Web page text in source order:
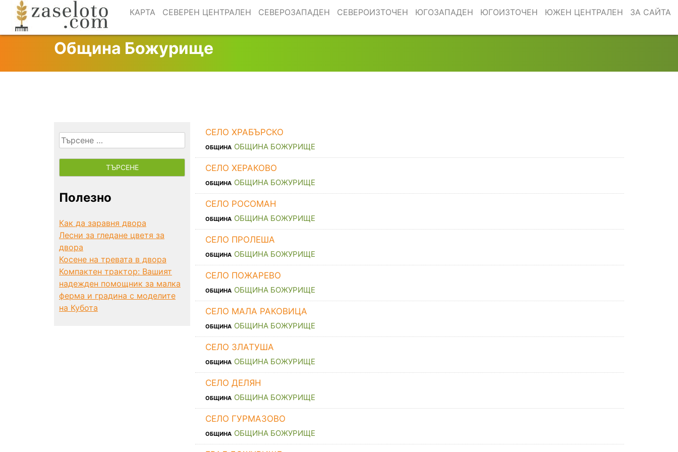
content
КАРТА СЕВЕРЕН ЦЕНТРАЛЕН СЕВЕРОЗАПАДЕН СЕВЕРОИЗТОЧЕН ЮГОЗАПАДЕН ЮГОИЗТОЧЕН ЮЖЕН ЦЕНТРАЛЕН ЗА САЙТА
Община Божурище
СЕЛО ХРАБЪРСКО
ОБЩИНА ОБЩИНА БОЖУРИЩЕ
СЕЛО ХЕРАКОВО
ОБЩИНА ОБЩИНА БОЖУРИЩЕ
СЕЛО РОСОМАН
ОБЩИНА ОБЩИНА БОЖУРИЩЕ
СЕЛО ПРОЛЕША
ОБЩИНА ОБЩИНА БОЖУРИЩЕ
СЕЛО ПОЖАРЕВО
ОБЩИНА ОБЩИНА БОЖУРИЩЕ
СЕЛО МАЛА РАКОВИЦА
ОБЩИНА ОБЩИНА БОЖУРИЩЕ
СЕЛО ЗЛАТУША
ОБЩИНА ОБЩИНА БОЖУРИЩЕ
СЕЛО ДЕЛЯН
ОБЩИНА ОБЩИНА БОЖУРИЩЕ
СЕЛО ГУРМАЗОВО
ОБЩИНА ОБЩИНА БОЖУРИЩЕ
Търсене
за:
Полезно
Как да заравня двора
Лесни за гледане цветя за
двора
Косене на тревата в двора
Компактен трактор: Вашият
надежден помощник за малка
ферма и градина с моделите
на Кубота